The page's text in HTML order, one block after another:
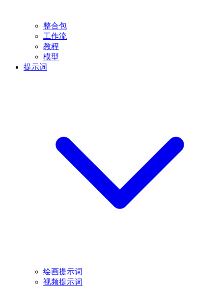
整合包
工作流
教程
模型
提示词
绘画提示词
视频提示词